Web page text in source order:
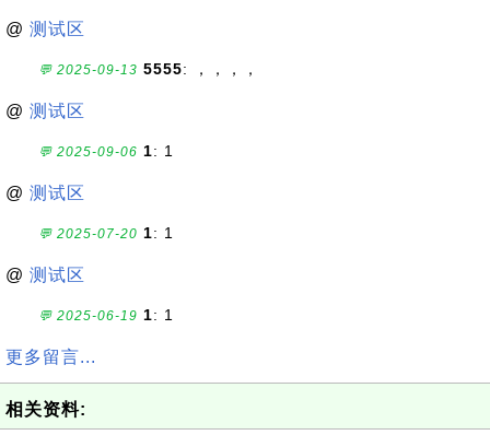
@ 测试区
💬 2025-09-13 5555: ，，，，
@ 测试区
💬 2025-09-06 1: 1
@ 测试区
💬 2025-07-20 1: 1
@ 测试区
💬 2025-06-19 1: 1
更多留言...
相关资料: